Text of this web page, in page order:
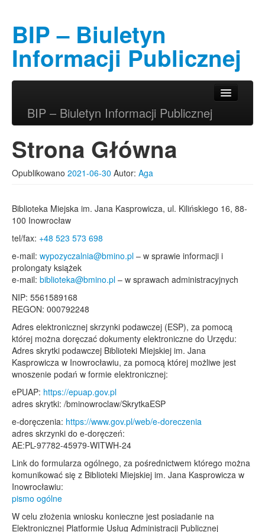
BIP – Biuletyn
Informacji Publicznej
BIP – Biuletyn Informacji Publicznej
Strona Główna
Opublikowano 2021-06-30 Autor: Aga
Biblioteka Miejska im. Jana Kasprowicza, ul. Kilińskiego 16, 88-
100 Inowrocław
tel/fax: +48 523 573 698
e-mail: wypozyczalnia@bmino.pl – w sprawie informacji i
prolongaty książek
e-mail: biblioteka@bmino.pl – w sprawach administracyjnych
NIP: 5561589168
REGON: 000792248
Adres elektronicznej skrzynki podawczej (ESP), za pomocą
której można doręczać dokumenty elektroniczne do Urzędu:
Adres skrytki podawczej Biblioteki Miejskiej im. Jana
Kasprowicza w Inowrocławiu, za pomocą której możliwe jest
wnoszenie podań w formie elektronicznej:
ePUAP: https://epuap.gov.pl
adres skrytki: /bminowroclaw/SkrytkaESP
e-doręczenia: https://www.gov.pl/web/e-doreczenia
adres skrzynki do e-doręczeń:
AE:PL-97782-45979-WITWH-24
Link do formularza ogólnego, za pośrednictwem którego można
komunikować się z Biblioteki Miejskiej im. Jana Kasprowicza w
Inowrocławiu:
pismo ogólne
W celu złożenia wniosku konieczne jest posiadanie na
Elektronicznej Platformie Usług Administracji Publicznej